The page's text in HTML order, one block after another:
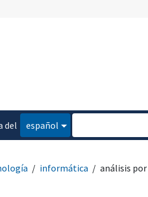
del
español
informática
análisis por